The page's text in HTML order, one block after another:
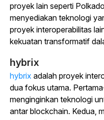
proyek lain seperti
menyediakan teknologi
proyek interoperabilitas
kekuatan transformatif
hybrix
hybrix adalah proyek
dua fokus utama.
menginginkan teknologi
antar blockchain. Kedua,